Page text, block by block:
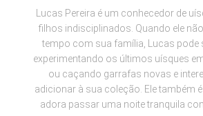
Lucas Pereira é um conhecedor de
filhos indisciplinados. Quando ele
tempo com sua família, Lucas pode
experimentando os últimos uísques
ou caçando garrafas novas e
adicionar à sua coleção. Ele também
adora passar uma noite tranquila